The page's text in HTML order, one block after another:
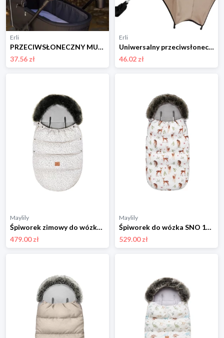
Erli
PRZECIWSŁONECZNY MUŚLINOWY DASZEK DO WÓZKA OSŁONKA OCHRONA JUKKI
37.56 zł
Erli
Uniwersalny przeciwsłoneczny PARASOL do wózka FILTR 50 produkt PL Oeko-Tex
46.02 zł
Maylily
Śpiworek zimowy do wózka 0-24 m-ce - Kamyczki beż
479.00 zł
Maylily
Śpiworek do wózka SNO 1-4 lata - Bambinka
529.00 zł